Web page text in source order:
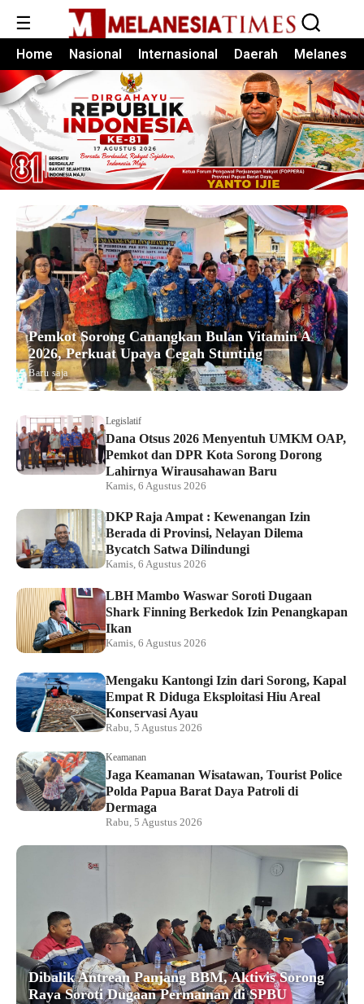
☰
Home Nasional Internasional Daerah Melanesia
Pemkot Sorong Canangkan Bulan Vitamin A
2026, Perkuat Upaya Cegah Stunting
Baru saja
Legislatif
Dana Otsus 2026 Menyentuh UMKM OAP,
Pemkot dan DPR Kota Sorong Dorong
Lahirnya Wirausahawan Baru
Kamis, 6 Agustus 2026
DKP Raja Ampat : Kewenangan Izin
Berada di Provinsi, Nelayan Dilema
Bycatch Satwa Dilindungi
Kamis, 6 Agustus 2026
LBH Mambo Waswar Soroti Dugaan
Shark Finning Berkedok Izin Penangkapan
Ikan
Kamis, 6 Agustus 2026
Mengaku Kantongi Izin dari Sorong, Kapal
Empat R Diduga Eksploitasi Hiu Areal
Konservasi Ayau
Rabu, 5 Agustus 2026
Keamanan
Jaga Keamanan Wisatawan, Tourist Police
Polda Papua Barat Daya Patroli di
Dermaga
Rabu, 5 Agustus 2026
Dibalik Antrean Panjang BBM, Aktivis Sorong
Raya Soroti Dugaan Permainan di SPBU